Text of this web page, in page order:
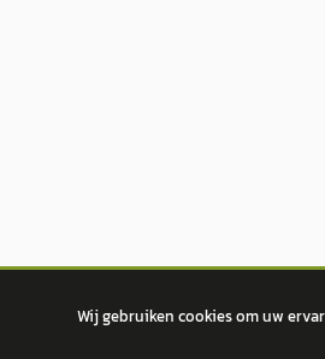
Wij gebruiken cookies om uw